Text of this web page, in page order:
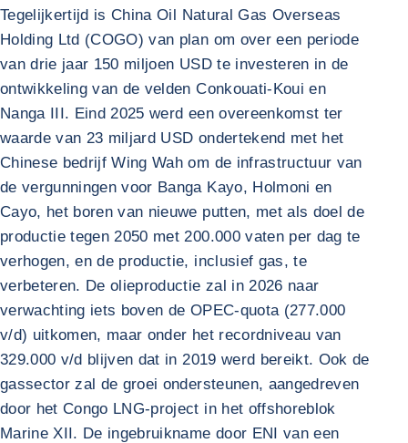
Tegelijkertijd is China Oil Natural Gas Overseas
Holding Ltd (COGO) van plan om over een periode
van drie jaar 150 miljoen USD te investeren in de
ontwikkeling van de velden Conkouati-Koui en
Nanga III. Eind 2025 werd een overeenkomst ter
waarde van 23 miljard USD ondertekend met het
Chinese bedrijf Wing Wah om de infrastructuur van
de vergunningen voor Banga Kayo, Holmoni en
Cayo, het boren van nieuwe putten, met als doel de
productie tegen 2050 met 200.000 vaten per dag te
verhogen, en de productie, inclusief gas, te
verbeteren. De olieproductie zal in 2026 naar
verwachting iets boven de OPEC-quota (277.000
v/d) uitkomen, maar onder het recordniveau van
329.000 v/d blijven dat in 2019 werd bereikt. Ook de
gassector zal de groei ondersteunen, aangedreven
door het Congo LNG-project in het offshoreblok
Marine XII. De ingebruikname door ENI van een